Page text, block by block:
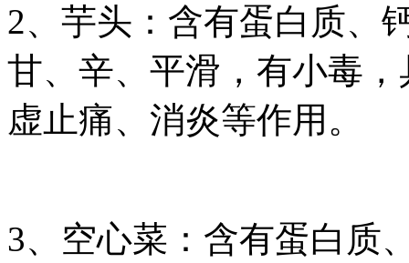
2、芋头：含有蛋白质、
甘、辛、平滑，有小毒
虚止痛、消炎等作用。
3、空心菜：含有蛋白质